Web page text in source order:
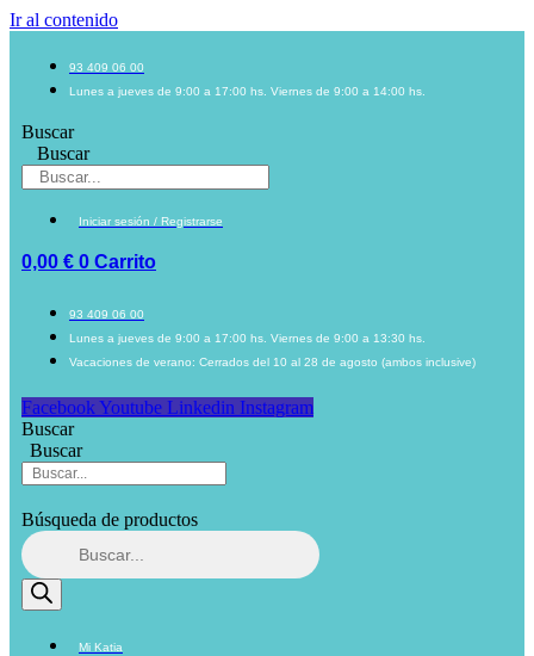
Ir al contenido
93 409 06 00
Lunes a jueves de 9:00 a 17:00 hs. Viernes de 9:00 a 14:00 hs.
Buscar
Buscar
Iniciar sesión / Registrarse
0,00 € 0 Carrito
93 409 06 00
Lunes a jueves de 9:00 a 17:00 hs. Viernes de 9:00 a 13:30 hs.
Vacaciones de verano: Cerrados del 10 al 28 de agosto (ambos inclusive)
Facebook Youtube Linkedin Instagram
Buscar
Buscar
Búsqueda de productos
Mi Katia